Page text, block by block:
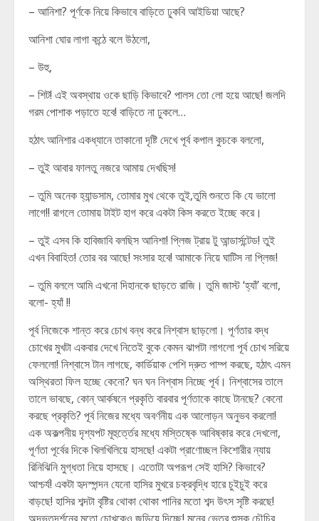
– আনিশা? পূর্ণকে নিয়ে কিভাবে বাড়িতে ঢুকবি আইডিয়া আছে?
আনিশা ঘোর লাগা কন্ঠে বলে উঠলো,
– উহু,
– শিট! এই অবস্থায় ওকে ছাড়ি কিভাবে? পালস তো লো হয়ে আছে! জলদি
গরম পোশাক পড়াতে হবে! বাড়িতে না ঢুকলে…
হঠাৎ আনিশার একধ্যানে তাকানো দৃষ্টি দেখে পূর্ব কপাল কুচকে বললো,
– তুই আবার ফালতু নজরে আমায় দেখছিস!
– তুমি অনেক হ্যান্ডসাম, তোমার মুখ থেকে তুই,তুমি শুনতে কি যে ভালো
লাগে!! রাগলে তোমায় টাইট হাগ করে একটা কিস করতে ইচ্ছে করে।
– তুই এসব কি হাবিজাবি বলছিস আনিশা! প্লিজ ট্রায় টু আন্ডার্সন্টেড! তুই
এখন বিবাহিত! তোর বর আছে! সংসার হবে! আমাকে নিয়ে ঘাটিস না প্লিজ!
– তুমি বললে আমি এখনো দিহানকে ছাড়তে রাজি। তুমি জাস্ট ‘হ্যাঁ’ বলো,
বলো- হ্যাঁ !!
পূর্ব নিজেকে শান্ত করে চোখ বন্ধ করে নিশ্বাস ছাড়লো। পূর্ণতার বদ্ধ
চোখের মুখটা একবার দেখে নিতেই বুকে কেমন ঝাপটা লাগলো পূর্ব চোখ সরিয়ে
ফেললো! নিশ্বাসে টান লাগছে, কার্ডিয়াক পেশি দ্রুত পাম্প করছে, হঠাৎ এমন
অস্থিরতা ফিল হচ্ছে কেনো? ঘন ঘন নিশ্বাস নিচ্ছে পূর্ব। নিশ্বাসের তালে
তালে ভাবছে, কোন্ আর্কষনে প্রকৃতি বারবার পূর্ণতাকে কাছে টানছে? কেনো
করছে প্রকৃতি? পূর্ব নিজের মধ্যে অবর্ণনীয় এক আলোড়ন অনুভব করলো!
এক অকল্পনীয় দৃশ্যপট মূহুর্ত্তের মধ্যে মস্তিষ্কে আবিষ্কার করে দেখলো,
পূর্ণতা পূর্বের দিকে খিলখিলিয়ে হাসছে! একটা প্রাণোচ্ছল কিশোরীর ন্যায়
রিনিঝিনি মুগ্ধতা নিয়ে হাসছে। এতোটা অপরূপ সেই হাসি? কিভাবে?
আশ্চর্য! একটা হৃদস্পন্দন যেনো হাসির মুখরে চক্রবৃদ্ধি হারে চুইচুই করে
বাড়ছে! হাসির শব্দটা বৃষ্টির থোকা থোকা পানির মতো শব্দ উৎস সৃষ্টি করছে!